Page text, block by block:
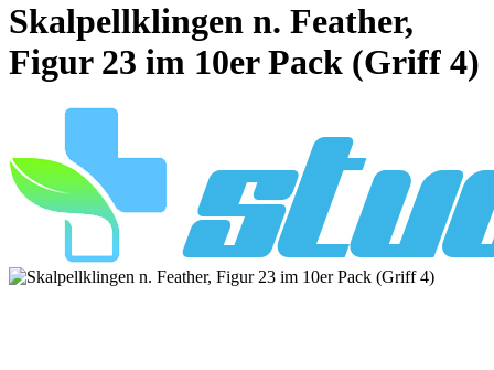
Skalpellklingen n. Feather,
Figur 23 im 10er Pack (Griff 4)